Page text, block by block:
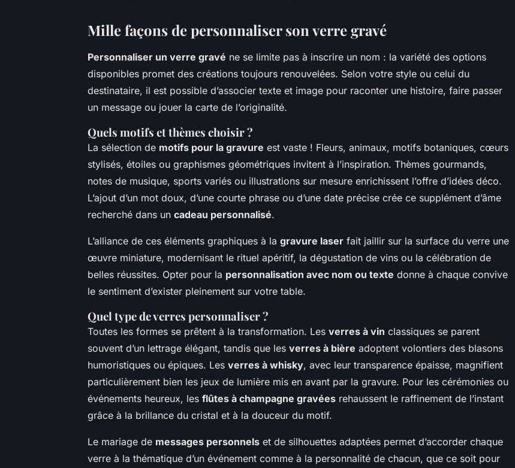
Mille façons de personnaliser son verre gravé
Personnaliser un verre gravé ne se limite pas à inscrire un nom : la variété des options
disponibles promet des créations toujours renouvelées. Selon votre style ou celui du
destinataire, il est possible d’associer texte et image pour raconter une histoire, faire passer
un message ou jouer la carte de l’originalité.
Quels motifs et thèmes choisir ?
La sélection de motifs pour la gravure est vaste ! Fleurs, animaux, motifs botaniques, cœurs
stylisés, étoiles ou graphismes géométriques invitent à l’inspiration. Thèmes gourmands,
notes de musique, sports variés ou illustrations sur mesure enrichissent l’offre d’idées déco.
L’ajout d’un mot doux, d’une courte phrase ou d’une date précise crée ce supplément d’âme
recherché dans un cadeau personnalisé.
L’alliance de ces éléments graphiques à la gravure laser fait jaillir sur la surface du verre une
œuvre miniature, modernisant le rituel apéritif, la dégustation de vins ou la célébration de
belles réussites. Opter pour la personnalisation avec nom ou texte donne à chaque convive
le sentiment d’exister pleinement sur votre table.
Quel type de verres personnaliser ?
Toutes les formes se prêtent à la transformation. Les verres à vin classiques se parent
souvent d’un lettrage élégant, tandis que les verres à bière adoptent volontiers des blasons
humoristiques ou épiques. Les verres à whisky, avec leur transparence épaisse, magnifient
particulièrement bien les jeux de lumière mis en avant par la gravure. Pour les cérémonies ou
événements heureux, les flûtes à champagne gravées rehaussent le raffinement de l’instant
grâce à la brillance du cristal et à la douceur du motif.
Le mariage de messages personnels et de silhouettes adaptées permet d’accorder chaque
verre à la thématique d’un événement comme à la personnalité de chacun, que ce soit pour